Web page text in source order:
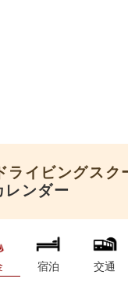
ライビングスク
レンダー
宿泊 交通